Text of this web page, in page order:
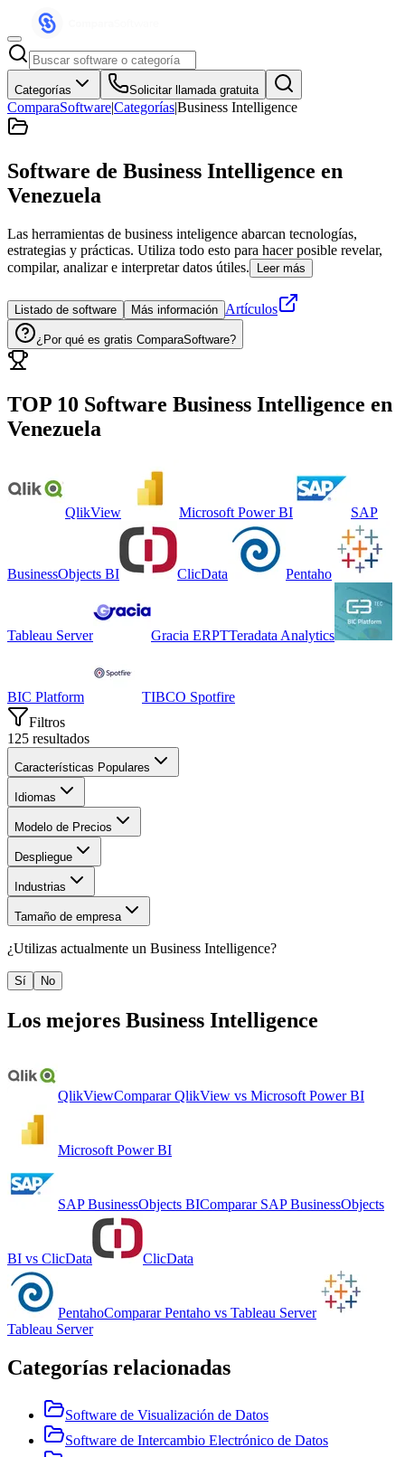
Categorías Solicitar llamada gratuita
ComparaSoftware|Categorías|Business Intelligence
Software de Business Intelligence en
Venezuela
Las herramientas de business inteligence abarcan tecnologías,
estrategias y prácticas. Utiliza todo esto para hacer posible revelar,
compilar, analizar e interpretar datos útiles.
Leer más
Listado de software Más información Artículos
¿Por qué es gratis ComparaSoftware?
TOP 10 Software Business Intelligence en
Venezuela
QlikView Microsoft Power BI SAP
BusinessObjects BI ClicData Pentaho
Tableau Server Gracia ERPTTeradata Analytics
BIC Platform
TIBCO Spotfire
Filtros
125 resultados
Características Populares
Idiomas
Modelo de Precios
Despliegue
Industrias
Tamaño de empresa
¿Utilizas actualmente un Business Intelligence?
Sí No
Los mejores Business Intelligence
QlikViewComparar QlikView vs Microsoft Power BI
Microsoft Power BI
SAP BusinessObjects BIComparar SAP BusinessObjects
BI vs ClicData ClicData
PentahoComparar Pentaho vs Tableau Server
Tableau Server
Categorías relacionadas
Software de Visualización de Datos
Software de Intercambio Electrónico de Datos